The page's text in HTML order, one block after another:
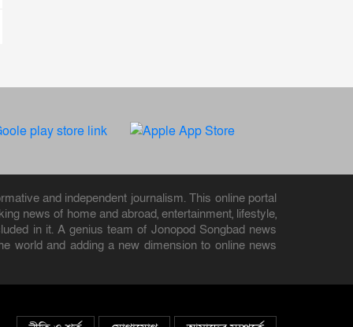
and independent journalism. This online portal
news of home and abroad, entertainment, lifestyle,
in it. A genius team of Jonopod Songbad news
world and adding a new dimension to online news